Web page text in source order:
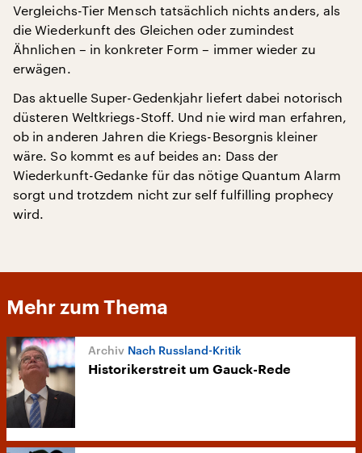
Vergleichs-Tier Mensch tatsächlich nichts anders, als
die Wiederkunft des Gleichen oder zumindest
Ähnlichen – in konkreter Form – immer wieder zu
erwägen.
Das aktuelle Super-Gedenkjahr liefert dabei notorisch
düsteren Weltkriegs-Stoff. Und nie wird man erfahren,
ob in anderen Jahren die Kriegs-Besorgnis kleiner
wäre. So kommt es auf beides an: Dass der
Wiederkunft-Gedanke für das nötige Quantum Alarm
sorgt und trotzdem nicht zur self fulfilling prophecy
wird.
Mehr zum Thema
Nach Russland-Kritik
Historikerstreit um Gauck-Rede